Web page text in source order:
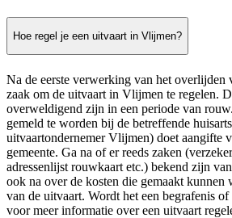
Hoe regel je een uitvaart in Vlijmen?
Na de eerste verwerking van het overlijden
zaak om de uitvaart in Vlijmen te regelen.
overweldigend zijn in een periode van
gemeld te worden bij de betreffende
uitvaartondernemer Vlijmen) doet aangifte
gemeente. Ga na of er reeds zaken
adressenlijst rouwkaart etc.) bekend zijn
ook na over de kosten die gemaakt kunnen
van de uitvaart. Wordt het een begrafenis
voor meer informatie over een uitvaart